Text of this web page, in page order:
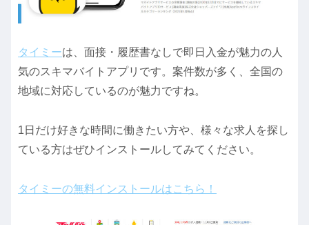
タイミーは、面接・履歴書なしで即日入金が魅力の人
気のスキマバイトアプリです。案件数が多く、全国の
地域に対応しているのが魅力ですね。
1日だけ好きな時間に働きたい方や、様々な求人を探し
ている方はぜひインストールしてみてください。
タイミーの無料インストールはこちら！